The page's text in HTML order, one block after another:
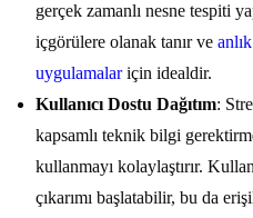
gerçek zamanlı nesne tespiti
içgörülere olanak tanır ve
uygulamalariçin idealdir.
Kullanıcı Dostu Dağıtım:
kapsamlı teknik bilgi
kullanmayı kolaylaştırır.
çıkarımı başlatabilir, bu da